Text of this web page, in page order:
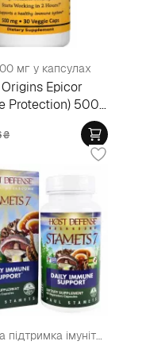
мг у капсулах
Epicor
Protection) 500
₴
Щоденна підтримка імунітету